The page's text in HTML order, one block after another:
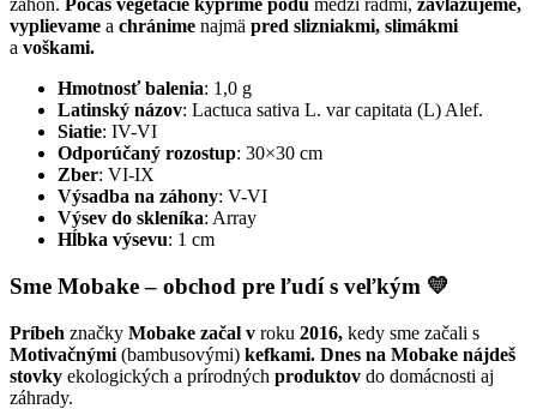
záhon. Počas vegetácie kypríme pôdu medzi radmi, zavlažujeme,
vyplievame a chránime najmä pred slizniakmi, slimákmi
a voškami.
Hmotnosť balenia: 1,0 g
Latinský názov: Lactuca sativa L. var capitata (L) Alef.
Siatie: IV-VI
Odporúčaný rozostup: 30×30 cm
Zber: VI-IX
Výsadba na záhony: V-VI
Výsev do skleníka: Array
Hĺbka výsevu: 1 cm
Sme Mobake – obchod pre ľudí s veľkým 💛
Príbeh značky Mobake začal v roku 2016, kedy sme začali s
Motivačnými (bambusovými) kefkami. Dnes na Mobake nájdeš
stovky ekologických a prírodných produktov do domácnosti aj
záhrady.